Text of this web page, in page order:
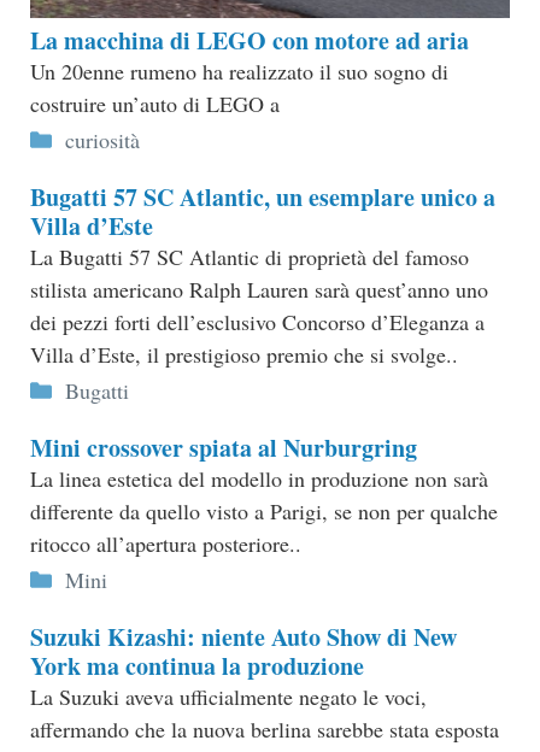
La macchina di LEGO con motore ad aria
Un 20enne rumeno ha realizzato il suo sogno di
costruire un’auto di LEGO a
Categorie
curiosità
Bugatti 57 SC Atlantic, un esemplare unico a
Villa d’Este
La Bugatti 57 SC Atlantic di proprietà del famoso
stilista americano Ralph Lauren sarà quest’anno uno
dei pezzi forti dell’esclusivo Concorso d’Eleganza a
Villa d’Este, il prestigioso premio che si svolge..
Categorie
Bugatti
Mini crossover spiata al Nurburgring
La linea estetica del modello in produzione non sarà
differente da quello visto a Parigi, se non per qualche
ritocco all’apertura posteriore..
Categorie
Mini
Suzuki Kizashi: niente Auto Show di New
York ma continua la produzione
La Suzuki aveva ufficialmente negato le voci,
affermando che la nuova berlina sarebbe stata esposta